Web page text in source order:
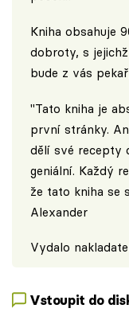
Kniha obsahuje
dobroty, s
bude z vás
"Tato kniha je
první stránky.
dělí své recepty
geniální. Každý
že tato kniha se
Alexander
Vydalo
Vstoupit do